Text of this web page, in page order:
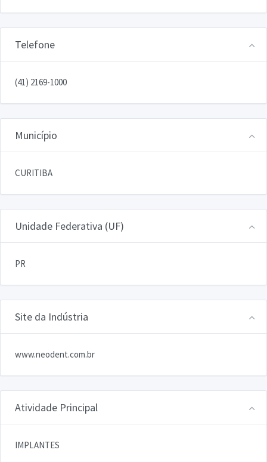
Telefone
(41) 2169-1000
Município
CURITIBA
Unidade Federativa (UF)
PR
Site da Indústria
www.neodent.com.br
Atividade Principal
IMPLANTES